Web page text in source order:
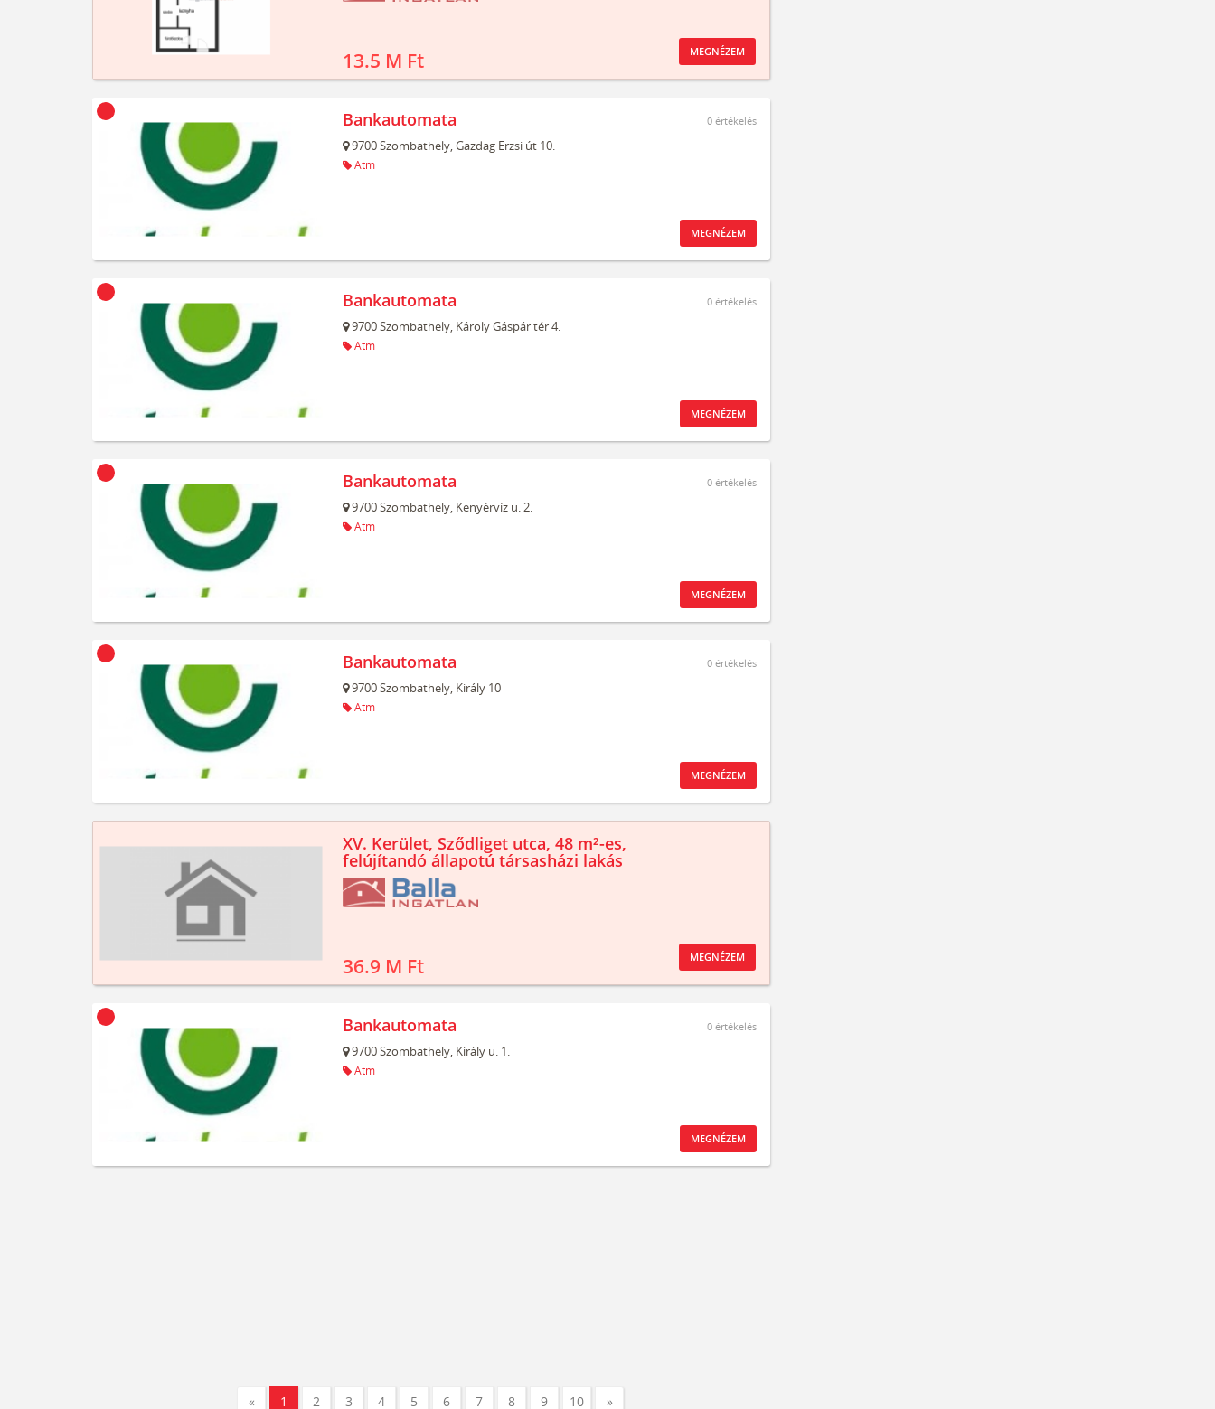
13.5 M Ft MEGNÉZEM
Bankautomata
9700Szombathely,Gazdag Erzsi út 10.
Atm
0 értékelés
MEGNÉZEM
Bankautomata
9700Szombathely, Károly Gáspár tér 4.
Atm
0 értékelés
MEGNÉZEM
Bankautomata
9700Szombathely, Kenyérvíz u. 2.
Atm
0 értékelés
MEGNÉZEM
Bankautomata
9700Szombathely, Király 10
Atm
0 értékelés
MEGNÉZEM
XV. Kerület, Sződliget utca, 48 m²-es,
felújítandó állapotú társasházi lakás
36.9 M Ft MEGNÉZEM
Bankautomata
9700Szombathely, Király u. 1.
Atm
0 értékelés
MEGNÉZEM
« 1 2 3 4 5 6 7 8 9 10 »